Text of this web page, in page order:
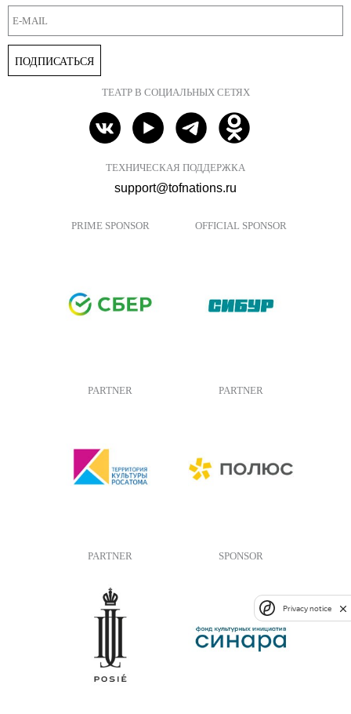
ПОДПИСАТЬСЯ
ТЕАТР В СОЦИАЛЬНЫХ СЕТЯХ
ТЕХНИЧЕСКАЯ ПОДДЕРЖКА
support@tofnations.ru
PRIME SPONSOR OFFICIAL SPONSOR
PARTNER PARTNER
PARTNER SPONSOR
Privacy notice